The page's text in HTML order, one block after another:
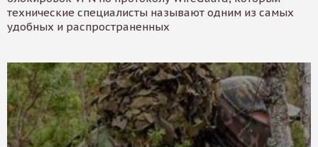
технические специалисты называют одним из самых
удобных и распространенных